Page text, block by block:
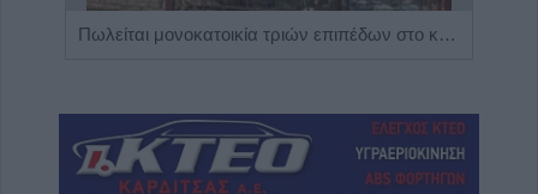
Πωλείται μονοκατοικία τριών επιπέδων στο καταπράσινο Πευκόφυτο Καρδίτσας